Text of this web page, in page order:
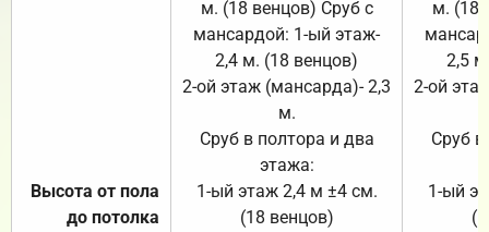
Высота от пола
до потолка
м. (18 венцов) Сруб с
мансардой: 1-ый этаж-
2,4 м. (18 венцов)
2-ой этаж (мансарда)- 2,3
м.
Сруб в полтора и два
этажа:
1-ый этаж 2,4 м ±4 см.
(18 венцов)
м. (18
2,5
2-ой
Сруб
1-ый